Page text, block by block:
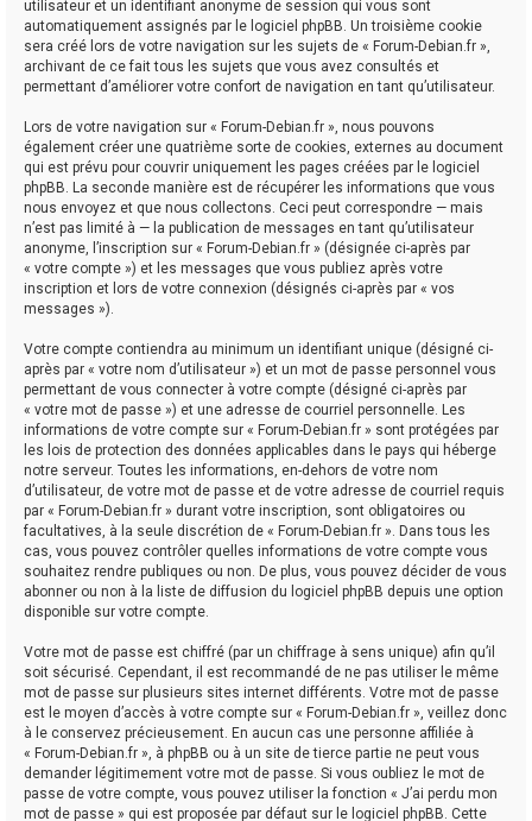
utilisateur et un identifiant anonyme de session qui vous sont
automatiquement assignés par le logiciel phpBB. Un troisième cookie
sera créé lors de votre navigation sur les sujets de « Forum-Debian.fr »,
archivant de ce fait tous les sujets que vous avez consultés et
permettant d’améliorer votre confort de navigation en tant qu’utilisateur.
Lors de votre navigation sur « Forum-Debian.fr », nous pouvons
également créer une quatrième sorte de cookies, externes au document
qui est prévu pour couvrir uniquement les pages créées par le logiciel
phpBB. La seconde manière est de récupérer les informations que vous
nous envoyez et que nous collectons. Ceci peut correspondre — mais
n’est pas limité à — la publication de messages en tant qu’utilisateur
anonyme, l’inscription sur « Forum-Debian.fr » (désignée ci-après par
« votre compte ») et les messages que vous publiez après votre
inscription et lors de votre connexion (désignés ci-après par « vos
messages »).
Votre compte contiendra au minimum un identifiant unique (désigné ci-
après par « votre nom d’utilisateur ») et un mot de passe personnel vous
permettant de vous connecter à votre compte (désigné ci-après par
« votre mot de passe ») et une adresse de courriel personnelle. Les
informations de votre compte sur « Forum-Debian.fr » sont protégées par
les lois de protection des données applicables dans le pays qui héberge
notre serveur. Toutes les informations, en-dehors de votre nom
d’utilisateur, de votre mot de passe et de votre adresse de courriel requis
par « Forum-Debian.fr » durant votre inscription, sont obligatoires ou
facultatives, à la seule discrétion de « Forum-Debian.fr ». Dans tous les
cas, vous pouvez contrôler quelles informations de votre compte vous
souhaitez rendre publiques ou non. De plus, vous pouvez décider de vous
abonner ou non à la liste de diffusion du logiciel phpBB depuis une option
disponible sur votre compte.
Votre mot de passe est chiffré (par un chiffrage à sens unique) afin qu’il
soit sécurisé. Cependant, il est recommandé de ne pas utiliser le même
mot de passe sur plusieurs sites internet différents. Votre mot de passe
est le moyen d’accès à votre compte sur « Forum-Debian.fr », veillez donc
à le conservez précieusement. En aucun cas une personne affiliée à
« Forum-Debian.fr », à phpBB ou à un site de tierce partie ne peut vous
demander légitimement votre mot de passe. Si vous oubliez le mot de
passe de votre compte, vous pouvez utiliser la fonction « J’ai perdu mon
mot de passe » qui est proposée par défaut sur le logiciel phpBB. Cette